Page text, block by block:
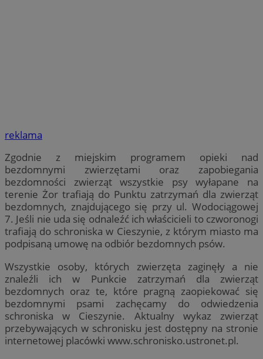
reklama
Zgodnie z miejskim programem opieki nad
bezdomnymi zwierzętami oraz zapobiegania
bezdomności zwierząt wszystkie psy wyłapane na
terenie Żor trafiają do Punktu zatrzymań dla zwierząt
bezdomnych, znajdującego się przy ul. Wodociągowej
7. Jeśli nie uda się odnaleźć ich właścicieli to czworonogi
trafiają do schroniska w Cieszynie, z którym miasto ma
podpisaną umowę na odbiór bezdomnych psów.
Wszystkie osoby, których zwierzęta zaginęły a nie
znaleźli ich w Punkcie zatrzymań dla zwierząt
bezdomnych oraz te, które pragną zaopiekować się
bezdomnymi psami zachęcamy do odwiedzenia
schroniska w Cieszynie. Aktualny wykaz zwierząt
przebywających w schronisku jest dostępny na stronie
internetowej placówki www.schronisko.ustronet.pl.